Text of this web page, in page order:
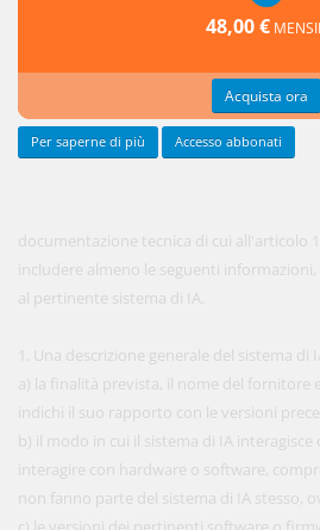
documentazione tecnica di cui all'articolo
includere almeno le seguenti
al pertinente sistema di IA.
1. Una descrizione generale del sistema
a) la finalità prevista, il nome del fornitore
indichi il suo rapporto con le versioni
b) il modo in cui il sistema di IA
interagire con hardware o software,
non fanno parte del sistema di IA stesso,
48,00 €
Acquista ora
Per saperne di più Accesso abbonati